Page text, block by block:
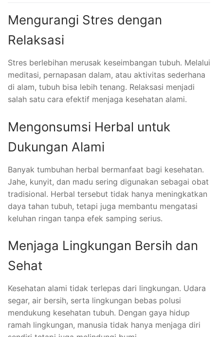
Mengurangi Stres dengan
Relaksasi
Stres berlebihan merusak keseimbangan tubuh. Melalui
meditasi, pernapasan dalam, atau aktivitas sederhana
di alam, tubuh bisa lebih tenang. Relaksasi menjadi
salah satu cara efektif menjaga kesehatan alami.
Mengonsumsi Herbal untuk
Dukungan Alami
Banyak tumbuhan herbal bermanfaat bagi kesehatan.
Jahe, kunyit, dan madu sering digunakan sebagai obat
tradisional. Herbal tersebut tidak hanya meningkatkan
daya tahan tubuh, tetapi juga membantu mengatasi
keluhan ringan tanpa efek samping serius.
Menjaga Lingkungan Bersih dan
Sehat
Kesehatan alami tidak terlepas dari lingkungan. Udara
segar, air bersih, serta lingkungan bebas polusi
mendukung kesehatan tubuh. Dengan gaya hidup
ramah lingkungan, manusia tidak hanya menjaga diri